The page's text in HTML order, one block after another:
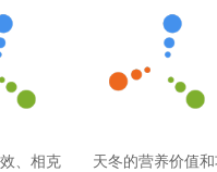
、相克 天冬的营养价值